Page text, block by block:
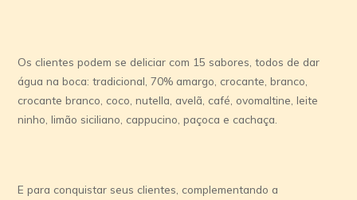
Os clientes podem se deliciar com 15 sabores, todos de dar
água na boca: tradicional, 70% amargo, crocante, branco,
crocante branco, coco, nutella, avelã, café, ovomaltine, leite
ninho, limão siciliano, cappucino, paçoca e cachaça.
E para conquistar seus clientes, complementando a